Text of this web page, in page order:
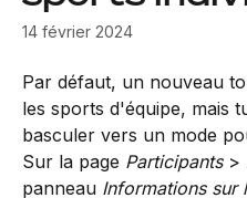
14 février 2024
Par défaut, un nouveau
les sports d'équipe, mais
basculer vers un mode
Sur la page Participants >
panneau Informations sur